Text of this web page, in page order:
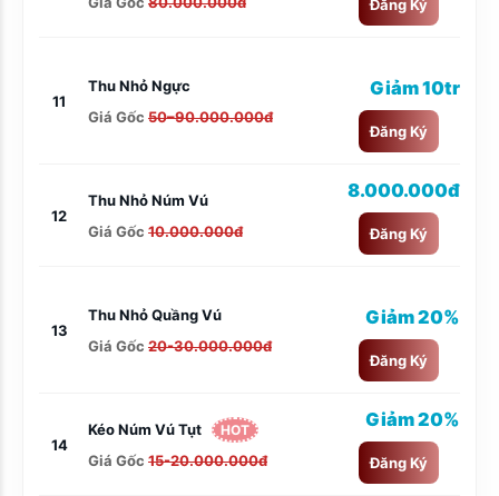
Đăng Ký
11
Thu Nhỏ Ngực
Giá Gốc 50–90.000.000đ
Giảm 10tr
Đăng Ký
12
Thu Nhỏ Núm Vú
Giá Gốc 10.000.000đ
8.000.000đ
Đăng Ký
13
Thu Nhỏ Quầng Vú
Giá Gốc 20-30.000.000đ
Giảm 20%
Đăng Ký
14
Kéo Núm Vú Tụt HOT
Giá Gốc 15-20.000.000đ
Giảm 20%
Đăng Ký